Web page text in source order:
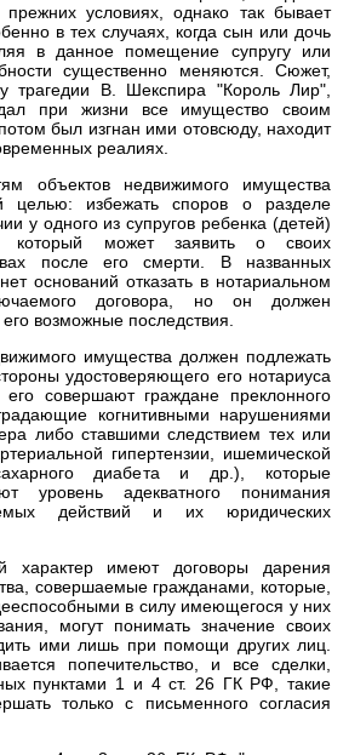
условиях, однако так бывает
в тех случаях, когда сын или дочь
в данное помещение супругу или
существенно меняются. Сюжет,
трагедии В. Шекспира "Король Лир",
при жизни все имущество своим
был изгнан ими отовсюду, находит
реалиях.
объектов недвижимого имущества
целью: избежать споров о разделе
у одного из супругов ребенка (детей)
который может заявить о своих
после его смерти. В названных
оснований отказать в нотариальном
договора, но он должен
возможные последствия.
имущества должен подлежать
удостоверяющего его нотариуса
его совершают граждане преклонного
когнитивными нарушениями
либо ставшими следствием тех или
гипертензии, ишемической
диабета и др.), которые
уровень адекватного понимания
действий и их юридических
имеют договоры дарения
совершаемые гражданами, которые,
в силу имеющегося у них
могут понимать значение своих
ими лишь при помощи других лиц.
попечительство, и все сделки,
пунктами 1 и 4 ст. 26 ГК РФ, такие
только с письменного согласия